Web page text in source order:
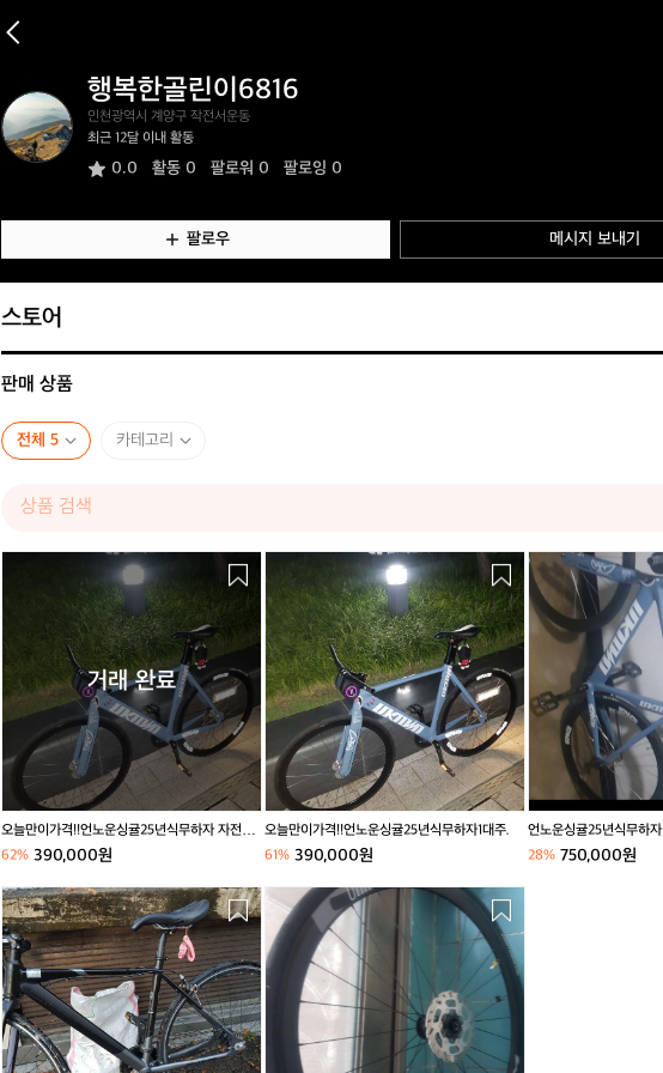
행
복
한
이
8
1
6
행복한골린이6816
인천광역시 계양구 작전서운동
최근 12달 이내 활동
0.0 활동 0 팔로워 0 팔로잉 0
팔로우 메시지 보내기
스토어
판매 상품
전체 5 카테고리
격!!
언
노
싱
2
5
년
식
무
하
자
자
전
거
픽
시
거래 완료
오늘만이가격!!언노운싱귤25년식무하자 자전거
픽시 엔진11
62% 390,000원
만
이
가
격!!
언
노
싱
귤
2
5
년
식
무
하
자
1
대
오늘만이가격!!언노운싱귤25년식무하자1대주.
61% 390,000원
언
노
운
싱
5
년
자
1
대
언노운싱귤25년식무하
28% 750,000원
쿼
이
크
픽
시
판/
대
언
m
x
1
0